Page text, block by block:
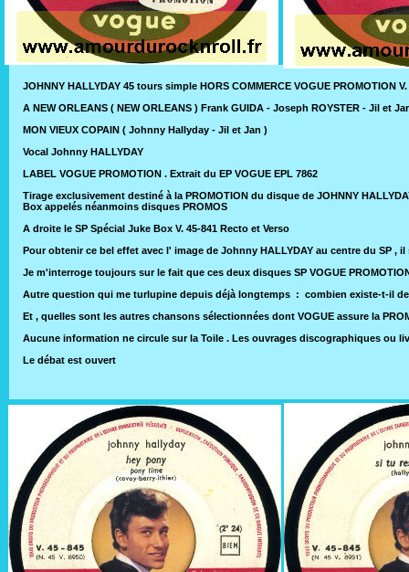
JOHNNY HALLYDAY 45 tours simple HORS COMMERCE VOGUE
A NEW ORLEANS ( NEW ORLEANS ) Frank GUIDA - Joseph ROYSTER - Jil et
MON VIEUX COPAIN ( Johnny Hallyday - Jil et Jan )
Vocal Johnny HALLYDAY
LABEL VOGUE PROMOTION . Extrait du EP VOGUE EPL 7862
Tirage exclusivement destiné à la PROMOTION du disque de JOHNNY
Box appelés néanmoins disques PROMOS
A droite le SP Spécial Juke Box V. 45-841 Recto et Verso
Pour obtenir ce bel effet avec l' image de Johnny HALLYDAY au centre du SP ,
Je m'interroge toujours sur le fait que ces deux disques SP VOGUE
Autre question qui me turlupine depuis déjà longtemps : combien existe-t-il
Et , quelles sont les autres chansons sélectionnées dont VOGUE assure la
Aucune information ne circule sur la Toile . Les ouvrages discographiques ou
Le débat est ouvert